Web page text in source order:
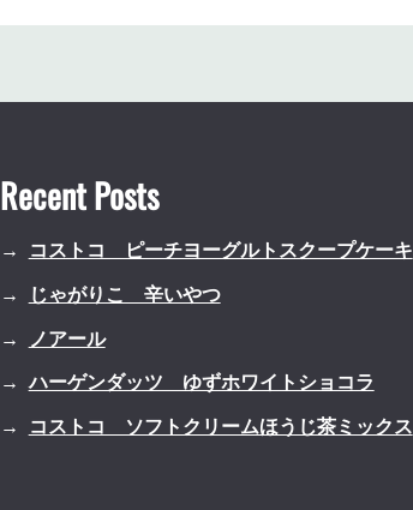
Recent Posts
コストコ ピーチヨーグルトスクープケーキ
じゃがりこ 辛いやつ
ノアール
ハーゲンダッツ ゆずホワイトショコラ
コストコ ソフトクリームほうじ茶ミックス